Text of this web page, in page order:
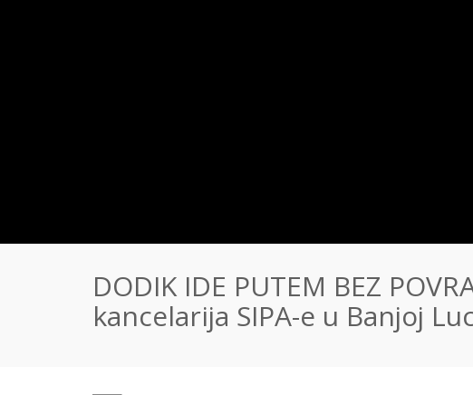
DODIK IDE PUTEM BEZ
kancelarija SIPA-e u Banjoj